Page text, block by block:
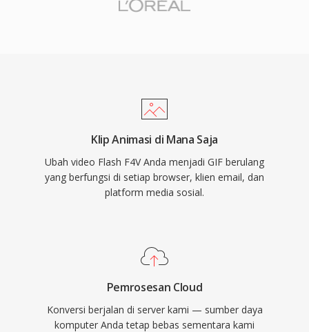
Klip Animasi di Mana Saja
Ubah video Flash F4V Anda menjadi GIF berulang
yang berfungsi di setiap browser, klien email, dan
platform media sosial.
Pemrosesan Cloud
Konversi berjalan di server kami — sumber daya
komputer Anda tetap bebas sementara kami